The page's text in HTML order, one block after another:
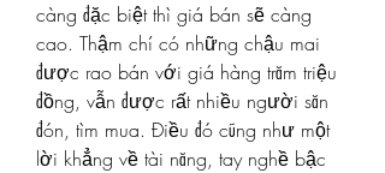
càng đặc biệt thì giá bán sẽ càng
cao. Thậm chí có những chậu mai
được rao bán với giá hàng trăm triệu
đồng, vẫn được rất nhiều người săn
đón, tìm mua. Điều đó cũng như một
lời khẳng về tài năng, tay nghề bậc